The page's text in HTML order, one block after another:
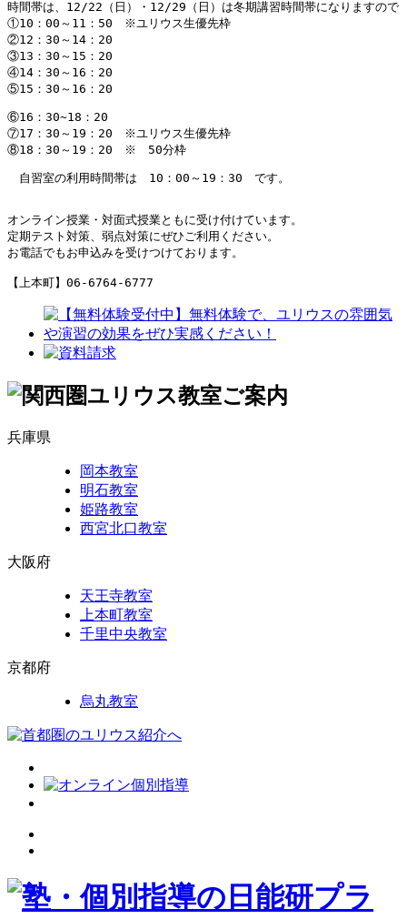
時間帯は、12/22（日）・12/29（日）は冬期講習時間帯になりますので
①10：00～11：50　※ユリウス生優先枠
②12：30～14：20
③13：30～15：20
④14：30～16：20
⑤15：30～16：20
⑥16：30~18：20
⑦17：30～19：20　※ユリウス生優先枠
⑧18：30～19：20　※　50分枠
自習室の利用時間帯は　10：00～19：30　です。
オンライン授業・対面式授業ともに受け付けています。
定期テスト対策、弱点対策にぜひご利用ください。
お電話でもお申込みを受けつけております。
【上本町】06-6764-6777
兵庫県
岡本教室
明石教室
姫路教室
西宮北口教室
大阪府
天王寺教室
上本町教室
千里中央教室
京都府
烏丸教室